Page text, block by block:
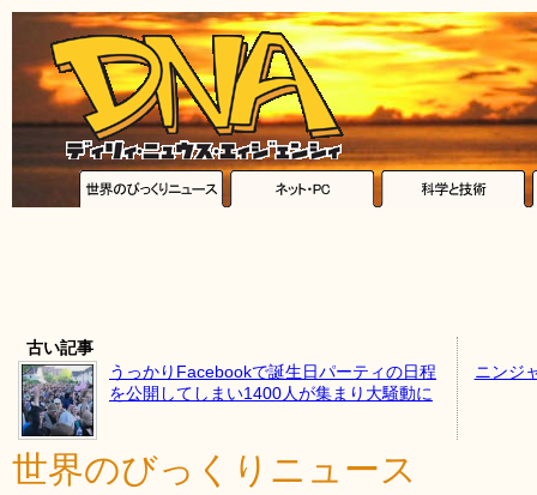
古い記事
うっかりFacebookで誕生日パーティの日程
を公開してしまい1400人が集まり大騒動に
ニンジ
世界のびっくりニュース